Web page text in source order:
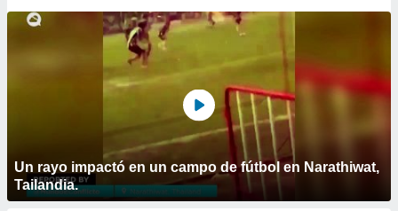
Un rayo impactó en un campo de fútbol en Narathiwat,
Tailandia.